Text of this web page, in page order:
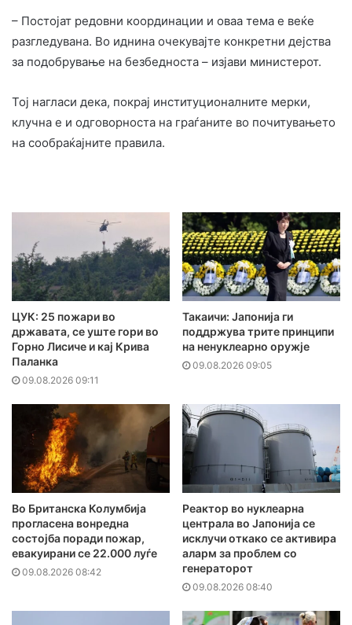
– Постојат редовни координации и оваа тема е веќе
разгледувана. Во иднина очекувајте конкретни дејства
за подобрување на безбедноста – изјави министерот.
Тој нагласи дека, покрај институционалните мерки,
клучна е и одговорноста на граѓаните во почитувањето
на сообраќајните правила.
ЦУК: 25 пожари во
државата, се уште гори во
Горно Лисиче и кај Крива
Паланка
09.08.2026 09:11
Такаичи: Јапонија ги
поддржува трите принципи
на ненуклеарно оружје
09.08.2026 09:05
Во Британска Колумбија
прогласена вонредна
состојба поради пожар,
евакуирани се 22.000 луѓе
09.08.2026 08:42
Реактор во нуклеарна
централа во Јапонија се
исклучи откако се активира
аларм за проблем со
генераторот
09.08.2026 08:40